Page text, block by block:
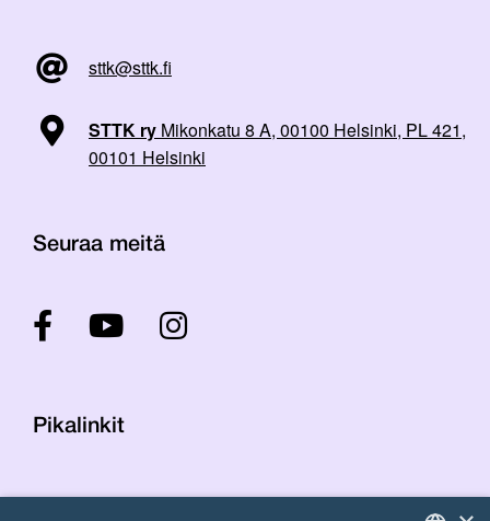
sttk@sttk.fi
STTK ry Mikonkatu 8 A, 00100 Helsinki, PL 421,
00101 Helsinki
Seuraa meitä
Pikalinkit